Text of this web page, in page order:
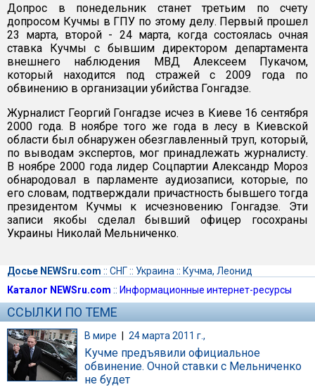
Допрос в понедельник станет третьим по счету
допросом Кучмы в ГПУ по этому делу. Первый прошел
23 марта, второй - 24 марта, когда состоялась очная
ставка Кучмы с бывшим директором департамента
внешнего наблюдения МВД Алексеем Пукачом,
который находится под стражей с 2009 года по
обвинению в организации убийства Гонгадзе.
Журналист Георгий Гонгадзе исчез в Киеве 16 сентября
2000 года. В ноябре того же года в лесу в Киевской
области был обнаружен обезглавленный труп, который,
по выводам экспертов, мог принадлежать журналисту.
В ноябре 2000 года лидер Соцпартии Александр Мороз
обнародовал в парламенте аудиозаписи, которые, по
его словам, подтверждали причастность бывшего тогда
президентом Кучмы к исчезновению Гонгадзе. Эти
записи якобы сделал бывший офицер госохраны
Украины Николай Мельниченко.
Досье NEWSru.com :: СНГ:: Украина :: Кучма, Леонид
Каталог NEWSru.com :: Информационные интернет-ресурсы
ССЫЛКИ ПО ТЕМЕ
В мире | 24 марта 2011 г.,
Кучме предъявили официальное
обвинение. Очной ставки с Мельниченко
не будет